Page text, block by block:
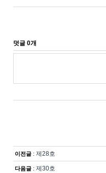
이전글 : 제28호
다음글 : 제30호